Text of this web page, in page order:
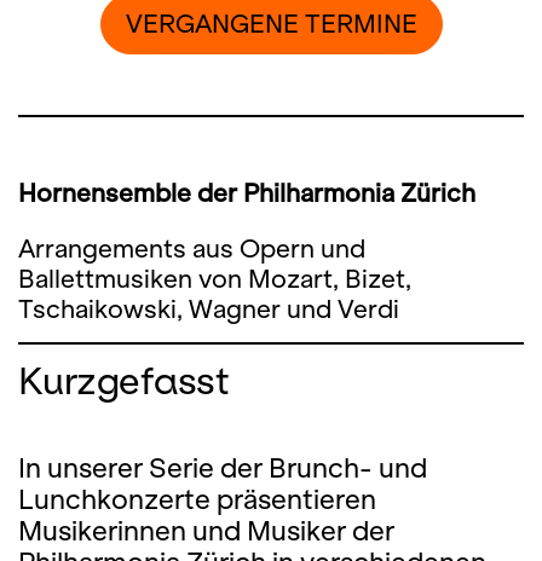
VERGANGENE TERMINE
Hornensemble der Philharmonia Zürich
Arrangements aus Opern und
Ballettmusiken von Mozart, Bizet,
Tschaikowski, Wagner und Verdi
Kurzgefasst
In unserer Serie der Brunch- und
Lunchkonzerte präsentieren
Musikerinnen und Musiker der